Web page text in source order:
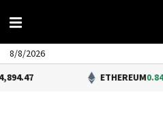
8/8/2026
ETHEREUM0.84%$1,913.59